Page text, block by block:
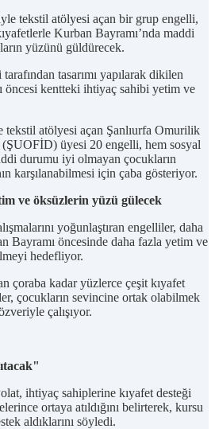
tekstil atölyesi açan bir grup engelli,
Kurban Bayramı’nda maddi
yüzünü güldürecek.
tasarımı yapılarak dikilen
öncesi kentteki ihtiyaç sahibi yetim ve
tekstil atölyesi açan Şanlıurfa Omurilik
üyesi 20 engelli, hem sosyal
durumu iyi olmayan çocukların
karşılanabilmesi için çaba gösteriyor.
ve öksüzlerin yüzü gülecek
yoğunlaştıran engelliler, daha
Bayramı öncesinde daha fazla yetim ve
hedefliyor.
çoraba kadar yüzlerce çeşit kıyafet
çocukların sevincine ortak olabilmek
çalışıyor.
ihtiyaç sahiplerine kıyafet desteği
ortaya atıldığını belirterek, kursu
aldıklarını söyledi.